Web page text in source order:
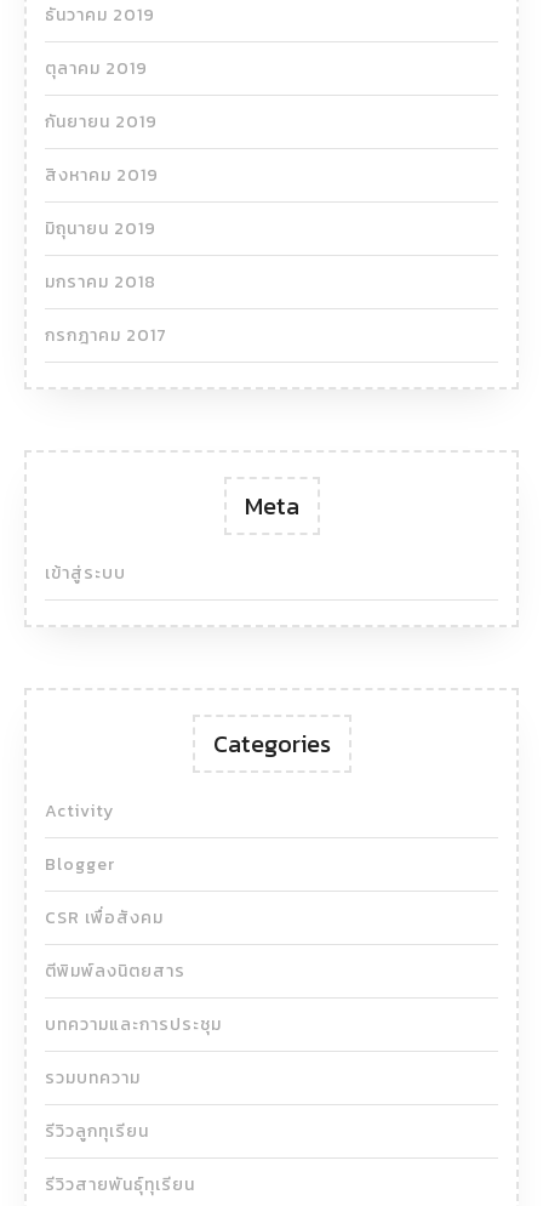
ธันวาคม 2019
ตุลาคม 2019
กันยายน 2019
สิงหาคม 2019
มิถุนายน 2019
มกราคม 2018
กรกฎาคม 2017
Meta
เข้าสู่ระบบ
Categories
Activity
Blogger
CSR เพื่อสังคม
ตีพิมพ์ลงนิตยสาร
บทความและการประชุม
รวมบทความ
รีวิวลูกทุเรียน
รีวิวสายพันธุ์ทุเรียน